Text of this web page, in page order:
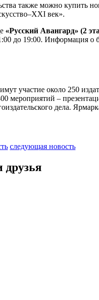
также можно купить
век».
«Русский Авангард» (2
до 19:00. Информация о
участие около 250
мероприятий –
дела.
следующая новость